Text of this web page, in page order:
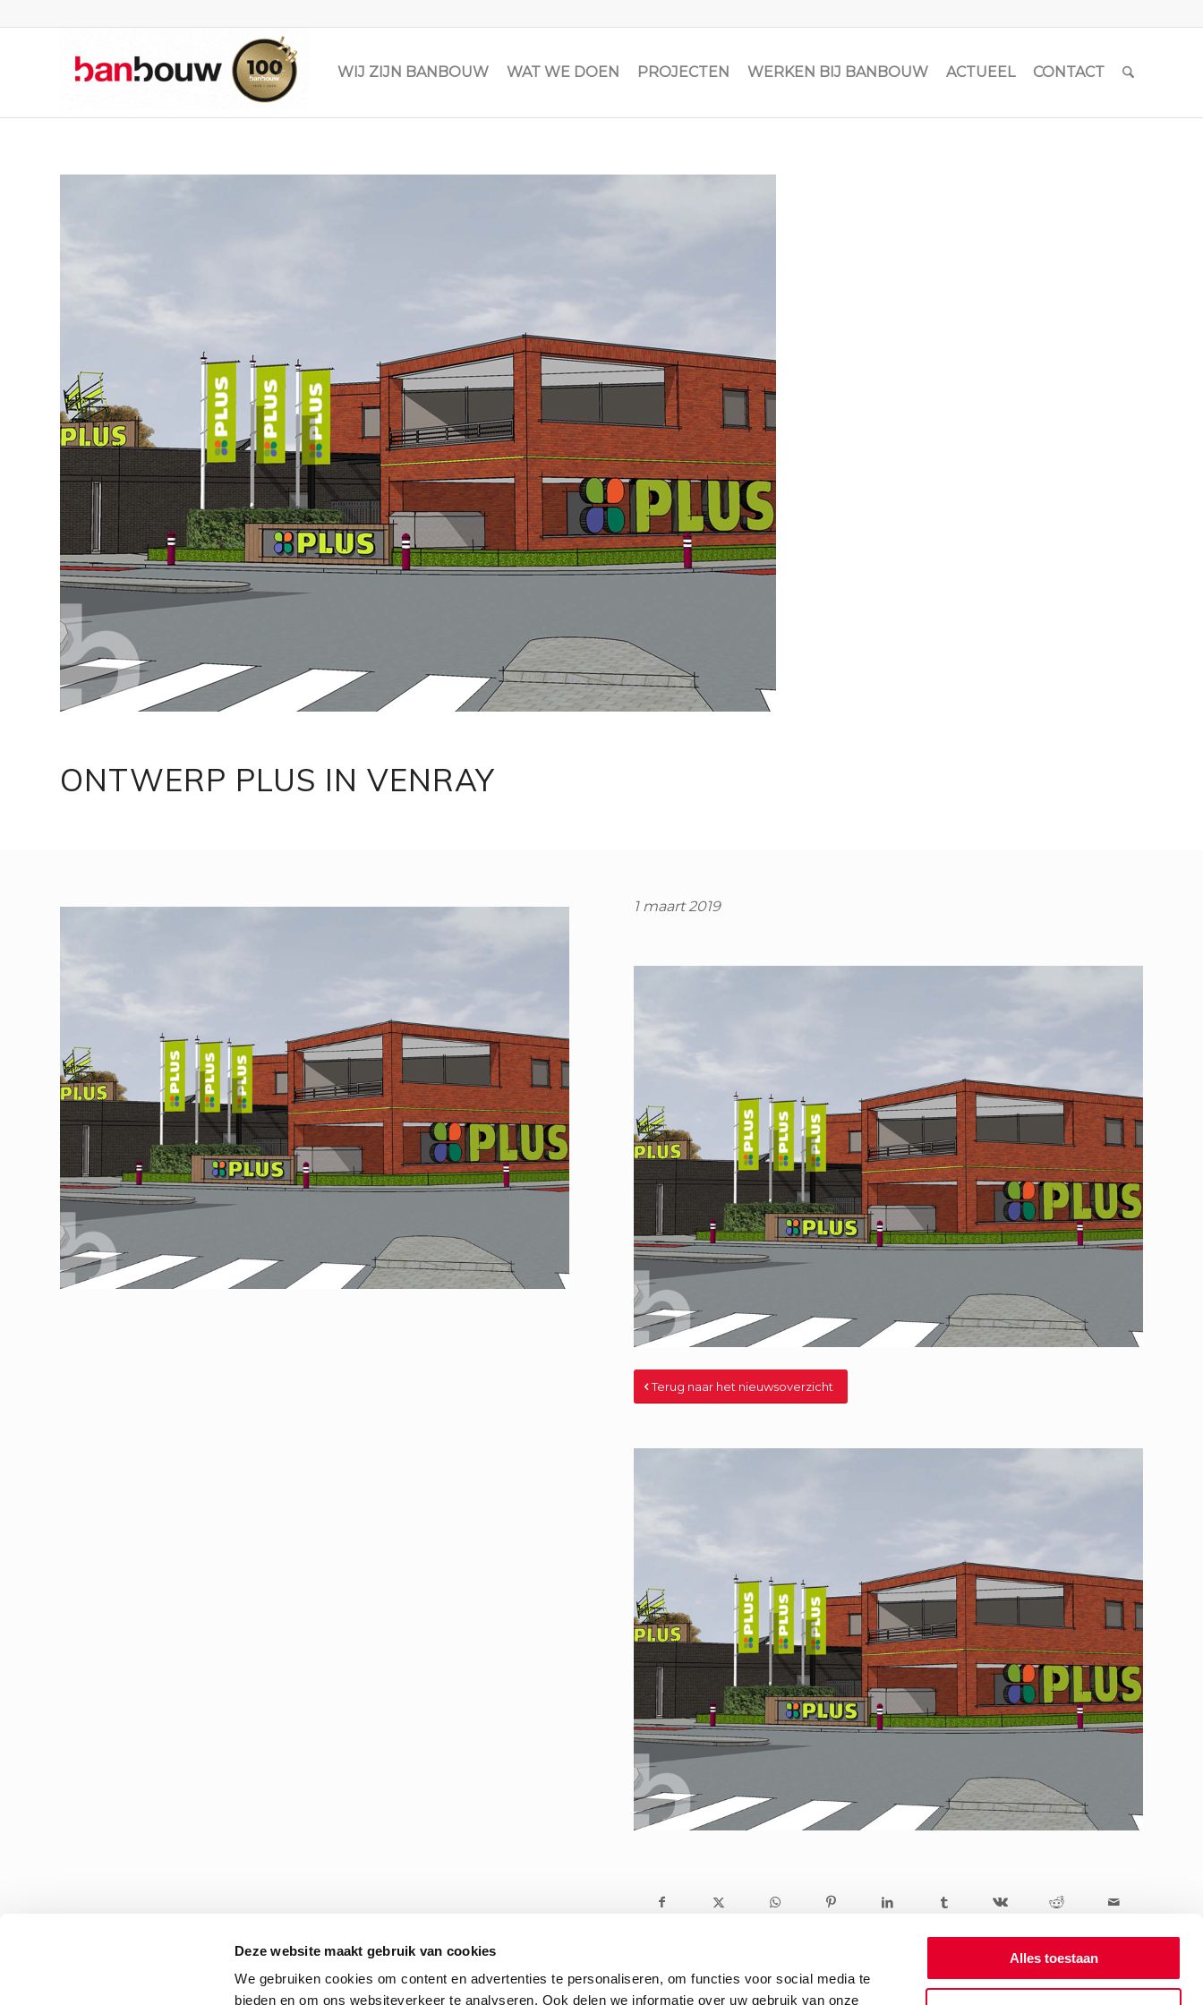
Deze website maakt gebruik van cookies
We gebruiken cookies om content en advertenties te personaliseren, om functies voor social media te
bieden en om ons websiteverkeer te analyseren. Ook delen we informatie over uw gebruik van onze
Alles toestaan
WIJ ZIJN BANBOUW WAT WE DOEN PROJECTEN WERKEN BIJ BANBOUW ACTUEEL CONTACT
ONTWERP PLUS IN VENRAY
1 maart 2019
Terug naar het nieuwsoverzicht